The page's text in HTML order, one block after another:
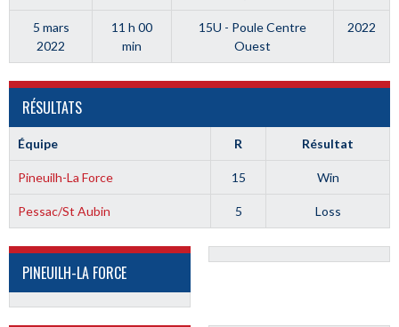
5 mars
2022
11 h 00
min
15U - Poule Centre
Ouest
2022
RÉSULTATS
Équipe R Résultat
Pineuilh-La Force 15 Win
Pessac/St Aubin 5 Loss
PINEUILH-LA FORCE